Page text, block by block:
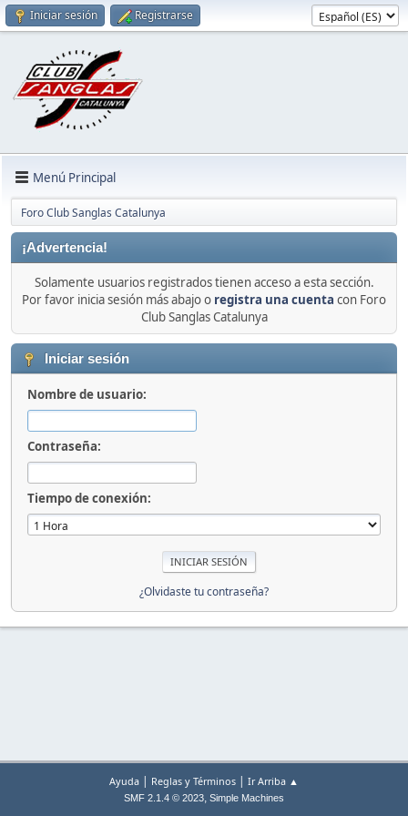
Iniciar sesión Registrarse
Menú Principal
Foro Club Sanglas Catalunya
¡Advertencia!
Solamente usuarios registrados tienen acceso a esta sección.
Por favor inicia sesión más abajo o registra una cuenta con Foro
Club Sanglas Catalunya
Iniciar sesión
Nombre de usuario:
Contraseña:
Tiempo de conexión:
¿Olvidaste tu contraseña?
Ayuda | Reglas y Términos | Ir Arriba ▲
SMF 2.1.4 © 2023, Simple Machines